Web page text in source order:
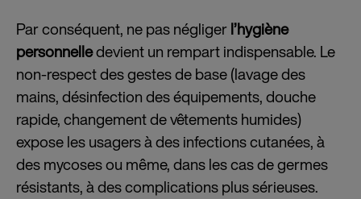
Par conséquent, ne pas négligerl’hygiène
personnelledevient un rempart indispensable. Le
non-respect des gestes de base (lavage des
mains, désinfection des équipements, douche
rapide, changement de vêtements humides)
expose les usagers à des infections cutanées, à
des mycoses ou même, dans les cas de germes
résistants, à des complications plus sérieuses.